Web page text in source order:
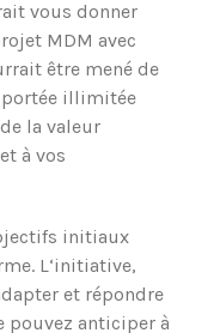
vous donner
MDM avec
être mené de
portée illimitée
la valeur
à vos
initiaux
L‘initiative,
et répondre
pouvez anticiper à